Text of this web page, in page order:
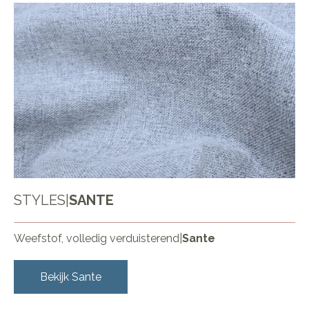
STYLES SANTE
Weefstof, volledig verduisterend Sante
Bekijk Sante